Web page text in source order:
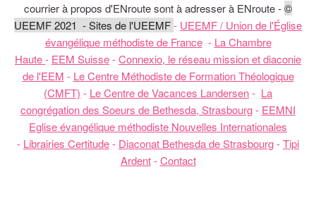
courrier à propos d'ENroute sont à adresser à ENroute -©
UEEMF 2021 - Sites de l'UEEMF- UEEMF / Union de l'Église
évangélique méthodiste de France- La Chambre
Haute- EEM Suisse-Connexio, le réseau mission et diaconie
de l'EEM - Le Centre Méthodiste de Formation Théologique
(CMFT) - Le Centre de Vacances Landersen- La
congrégation des Soeurs de Bethesda, Strasbourg- EEMNI
Eglise évangélique méthodiste Nouvelles Internationales
- Librairies Certitude- Diaconat Bethesda de Strasbourg-Tipi
Ardent-Contact